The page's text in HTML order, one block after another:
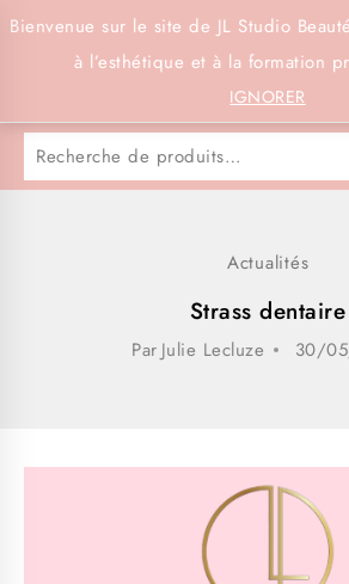
Bienvenue sur le site de JL Studio
à l’esthétique et à la formation
IGNORER
Actualités
Strass dentaire
Par Julie Lecluze 30/